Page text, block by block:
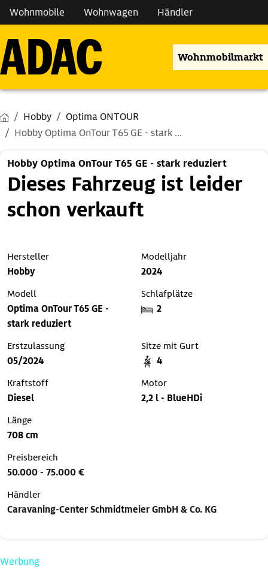
Wohnmobile Wohnwagen Händler
Wohnmobilmarkt
Hobby
Optima ONTOUR
Hobby Optima OnTour T65 GE - stark ...
Hobby Optima OnTour T65 GE - stark reduziert
Dieses Fahrzeug ist leider
schon verkauft
Hersteller
Hobby
Modelljahr
2024
Modell
Optima OnTour T65 GE -
stark reduziert
Schlafplätze
2
Erstzulassung
05/2024
Sitze mit Gurt
4
Kraftstoff
Diesel
Motor
2,2 l - BlueHDi
Länge
708 cm
Preisbereich
50.000 - 75.000 €
Händler
Caravaning-Center Schmidtmeier GmbH & Co. KG
Werbung